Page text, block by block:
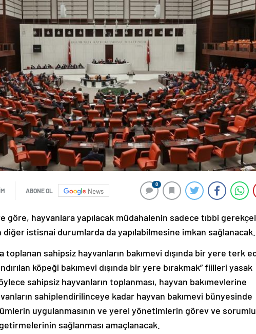
ABONE OL News
0
göre, hayvanlara yapılacak müdahalenin sadece tıbbi
diğer istisnai durumlarda da yapılabilmesine imkan sağlanacak.
toplanan sahipsiz hayvanların bakımevi dışında bir yere terk
köpeği bakımevi dışında bir yere bırakmak” fiilleri yasak
sahipsiz hayvanların toplanması, hayvan bakımevlerine
sahiplendirilinceye kadar hayvan bakımevi bünyesinde
uygulanmasının ve yerel yönetimlerin görev ve
sağlanması amaçlanacak.